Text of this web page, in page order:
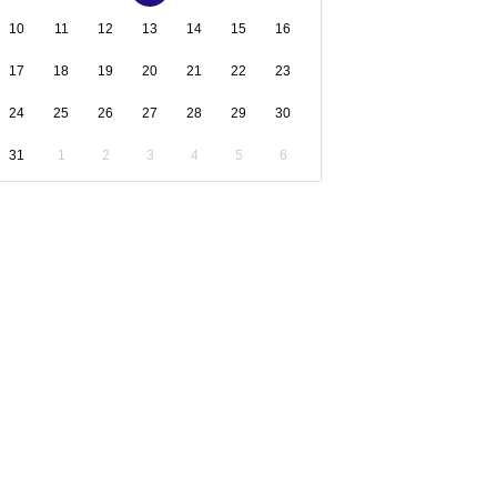
10 11 12 13 14 15 16
17 18 19 20 21 22 23
24 25 26 27 28 29 30
31 1 2 3 4 5 6